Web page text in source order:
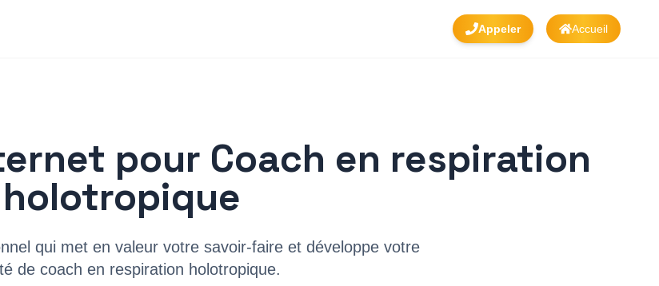
Appeler Accueil
pour Coach en respiration
holotropique
qui met en valeur votre savoir-faire et développe votre
de coach en respiration holotropique.